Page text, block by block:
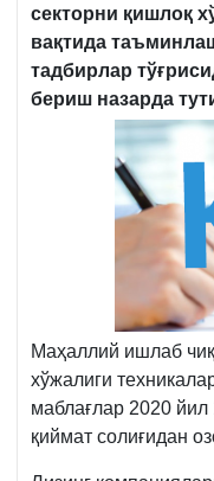
секторни қишлоқ
вақтида
тадбирлар
бериш назарда
Маҳаллий ишлаб
хўжалиги
маблағлар 2020 йил
қиймат солиғидан